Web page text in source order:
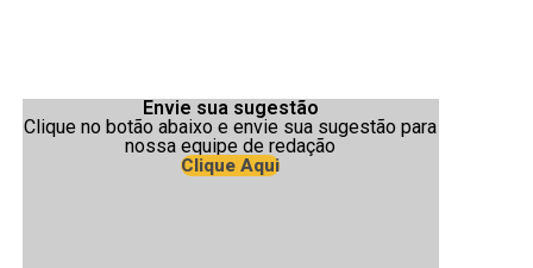
Envie sua sugestão
Clique no botão abaixo e envie sua sugestão para
nossa equipe de redação
Clique Aqui